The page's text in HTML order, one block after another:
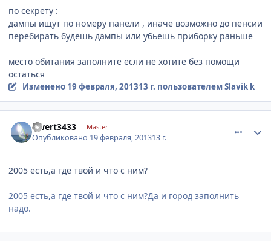
по секрету :
дампы ищут по номеру панели , иначе возможно до пенсии
перебирать будешь дампы или убьешь приборку раньше
место обитания заполните если не хотите без помощи
остаться
Изменено 19 февраля, 201313 г. пользователем Slavik k
qwert3433 Master
Опубликовано 19 февраля, 201313 г.
2005 есть,а где твой и что с ним?
2005 есть,а где твой и что с ним?Да и город заполнить
надо.